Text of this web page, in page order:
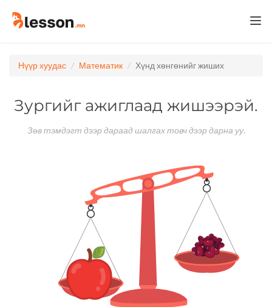
Нүүр хуудас Математик Хүнд хөнгөнийг жиших
Зургийг ажиглаад жишээрэй.
Зөв тэмдэгт дээр дараад шалгах товч дээр дарна уу.